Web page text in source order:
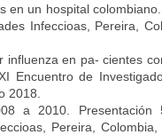
en un hospital
Infeccioas, Pereira,
influenza en pa- cientes
Encuentro de
2018.
a 2010. Presentación
Pereira, Colombia,